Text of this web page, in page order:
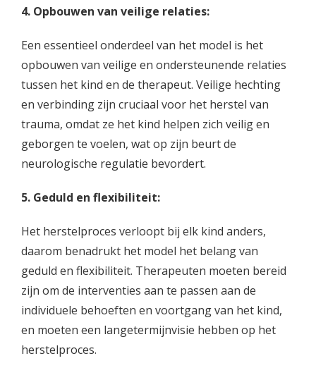
4. Opbouwen van veilige relaties:
Een essentieel onderdeel van het model is het
opbouwen van veilige en ondersteunende relaties
tussen het kind en de therapeut. Veilige hechting
en verbinding zijn cruciaal voor het herstel van
trauma, omdat ze het kind helpen zich veilig en
geborgen te voelen, wat op zijn beurt de
neurologische regulatie bevordert.
5. Geduld en flexibiliteit:
Het herstelproces verloopt bij elk kind anders,
daarom benadrukt het model het belang van
geduld en flexibiliteit. Therapeuten moeten bereid
zijn om de interventies aan te passen aan de
individuele behoeften en voortgang van het kind,
en moeten een langetermijnvisie hebben op het
herstelproces.